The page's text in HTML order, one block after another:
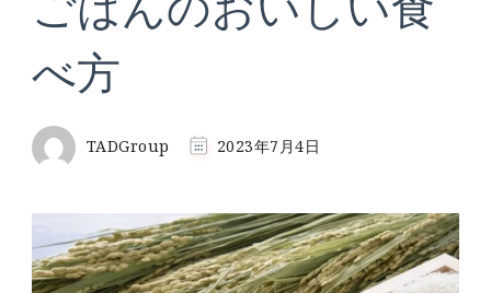
べ方
TADGroup 2023年7月4日